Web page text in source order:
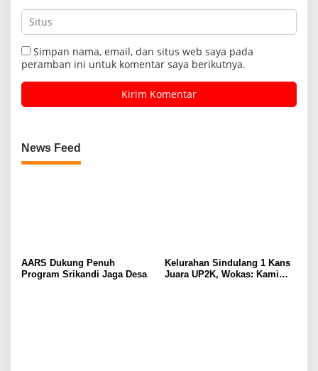
Simpan nama, email, dan situs web saya pada
peramban ini untuk komentar saya berikutnya.
News Feed
AARS Dukung Penuh
Program Srikandi Jaga Desa
Kelurahan Sindulang 1 Kans
Juara UP2K, Wokas: Kami